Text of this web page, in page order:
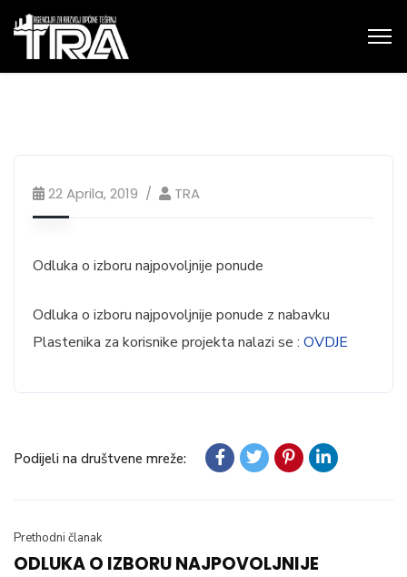
22 Aprila, 2019 TRA
Odluka o izboru najpovoljnije ponude
Odluka o izboru najpovoljnije ponude z nabavku
Plastenika za korisnike projekta nalazi se : OVDJE
Podijeli na društvene mreže:
Prethodni članak
ODLUKA O IZBORU NAJPOVOLJNIJE